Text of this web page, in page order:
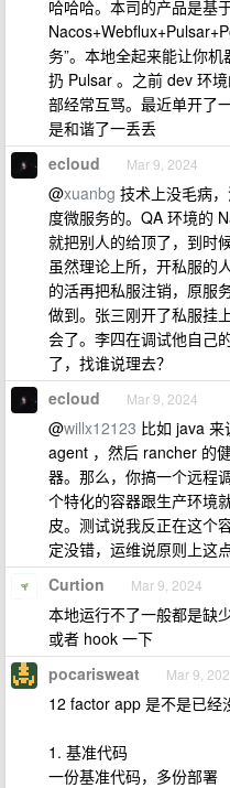
哈哈哈。本司的产品是基
务”。本地全起来能让你
扔 Pulsar 。之前 dev 环
部经常互骂。最近单开了
是和谐了一丢丢
ecloud Mar 9, 2024
@xuanbg 技术上没毛病
度微服务的。QA 环境的
就把别人的给顶了，到时
虽然理论上所，开私服的
的活再把私服注销，原服
做到。张三刚开了私服挂
会了。李四在调试他自己
了，找谁说理去？
ecloud Mar 9, 2024
@willx12123 比如 java
agent ，然后 rancher 的
器。那么，你搞一个远程
个特化的容器跟生产环境
皮。测试说我反正在这个
定没错，运维说原则上
Curtion Mar 9, 2024
本地运行不了一般都是缺
或者 hook 一下
pocarisweat Mar 9,
12 factor app 是不是已经
1. 基准代码
一份基准代码，多份部署